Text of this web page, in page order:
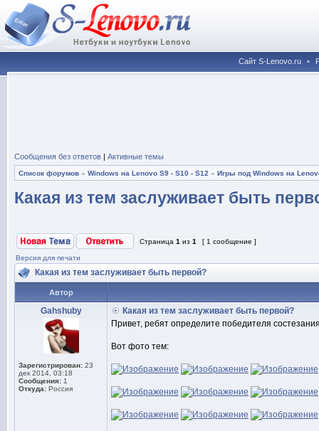
Сайт S-Lenovo.ru •
Сообщения без ответов | Активные темы
Список форумов » Windows на Lenovo S9 - S10 - S12 » Игры под Windows на
Какая из тем заслуживает быть
Страница 1 из 1 [ 1 сообщение ]
Версия для печати
Какая из тем заслуживает быть первой?
Автор
Gahshuby
Зарегистрирован: 23
дек 2014, 03:18
Сообщения: 1
Откуда: Россия
Какая из тем заслуживает быть первой?
Привет, ребят определите победителя
Вот фото тем: